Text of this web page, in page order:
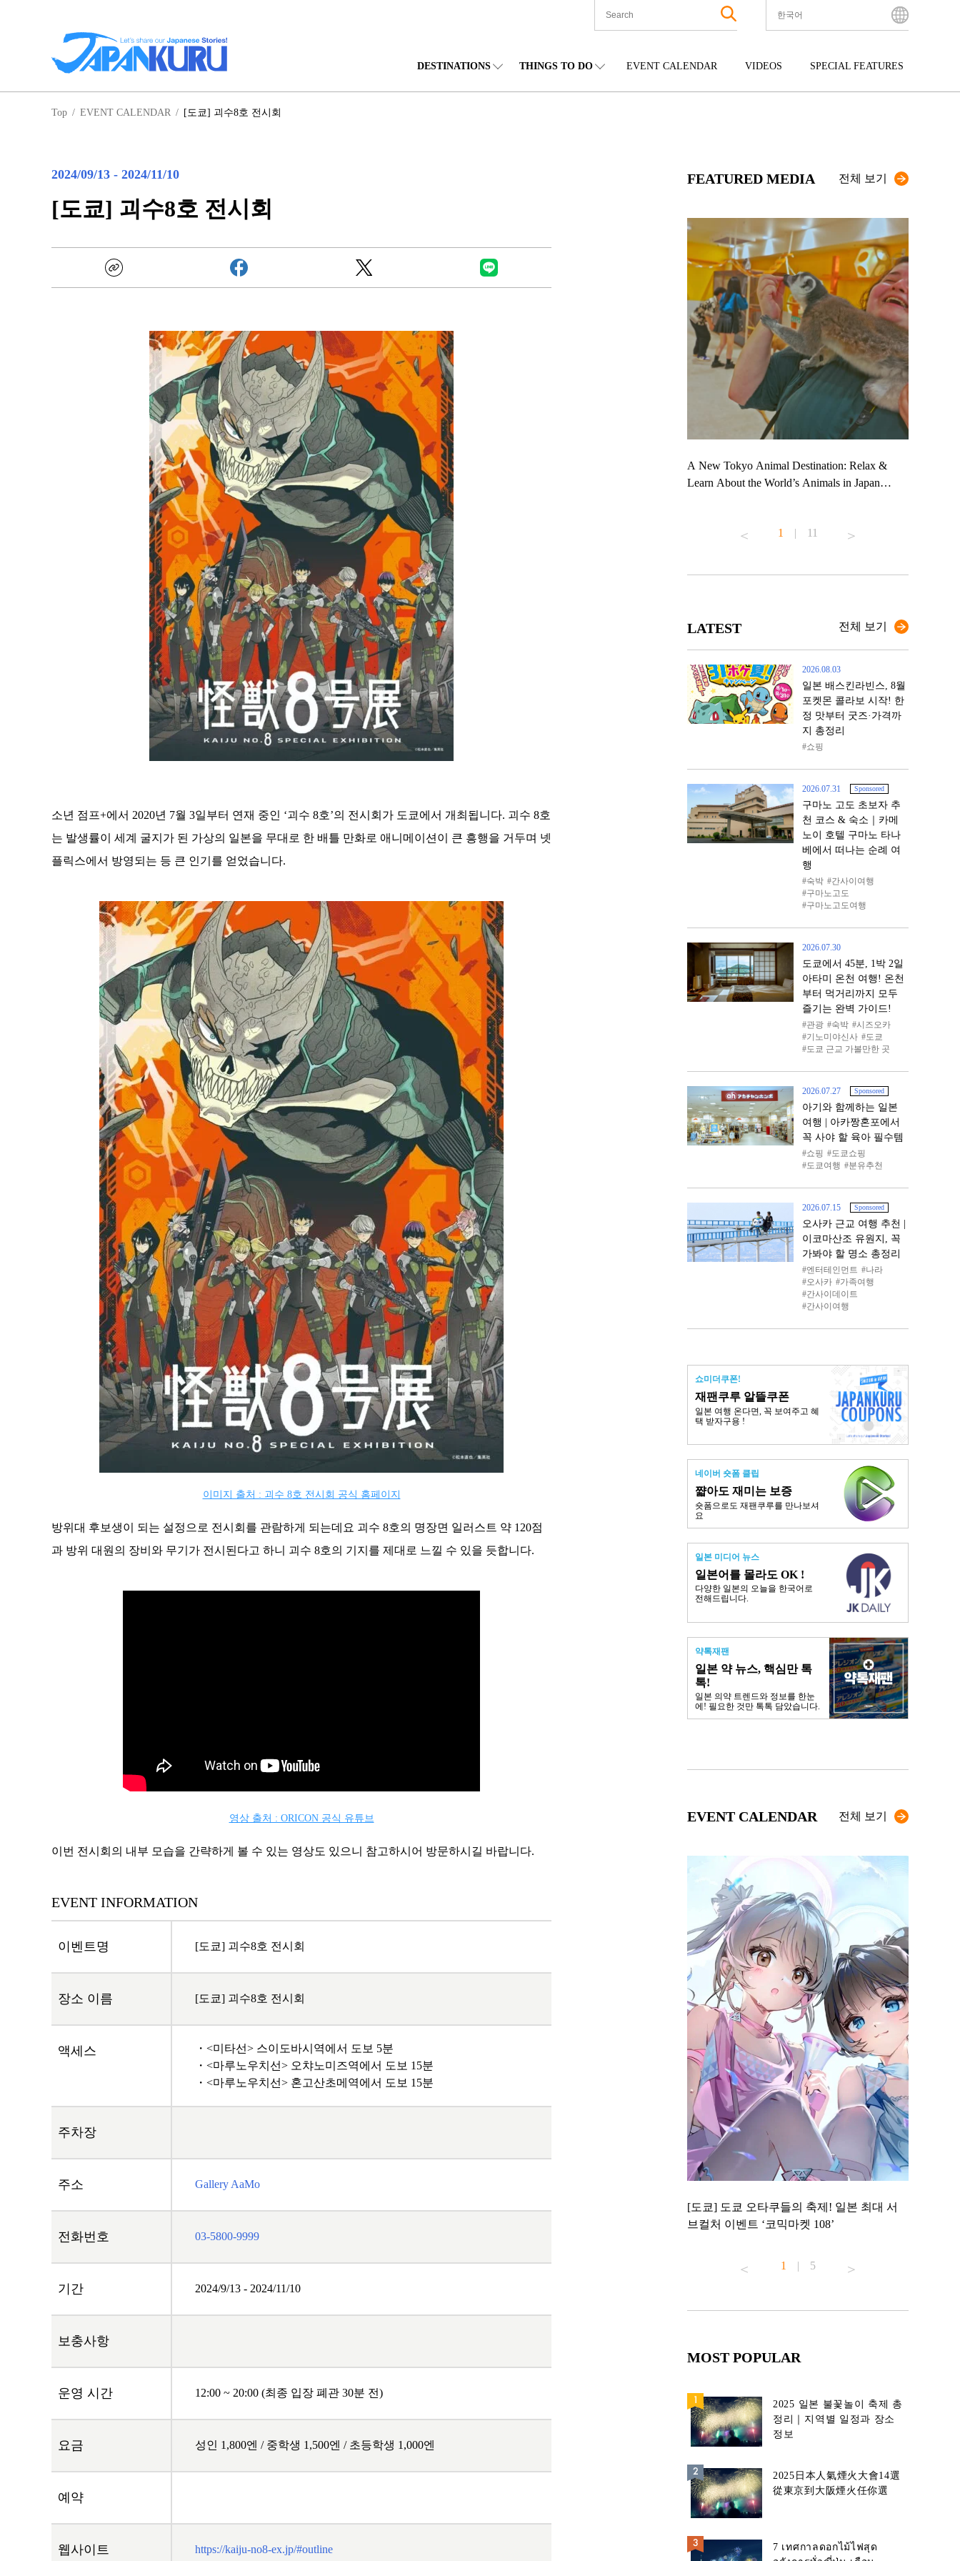
한국어
Tiếng Việt
DESTINATIONS THINGS TO DO EVENT CALENDAR VIDEOS SPECIAL FEATURES
Top / EVENT CALENDAR / [도쿄] 괴수8호 전시회
2024/09/13 - 2024/11/10
[도쿄] 괴수8호 전시회
소년 점프+에서 2020년 7월 3일부터 연재 중인 ‘괴수 8호’의 전시회가 도쿄에서 개최됩니다. 괴수 8호
는 발생률이 세계 굴지가 된 가상의 일본을 무대로 한 배틀 만화로 애니메이션이 큰 흥행을 거두며 넷
플릭스에서 방영되는 등 큰 인기를 얻었습니다.
이미지 출처 : 괴수 8호 전시회 공식 홈페이지
방위대 후보생이 되는 설정으로 전시회를 관람하게 되는데요 괴수 8호의 명장면 일러스트 약 120점
과 방위 대원의 장비와 무기가 전시된다고 하니 괴수 8호의 기지를 제대로 느낄 수 있을 듯합니다.
영상 출처 : ORICON 공식 유튜브
이번 전시회의 내부 모습을 간략하게 볼 수 있는 영상도 있으니 참고하시어 방문하시길 바랍니다.
EVENT INFORMATION
이벤트명 [도쿄] 괴수8호 전시회
장소 이름 [도쿄] 괴수8호 전시회
액세스
・<미타선> 스이도바시역에서 도보 5분
・<마루노우치선> 오챠노미즈역에서 도보 15분
・<마루노우치선> 혼고산초메역에서 도보 15분
주차장
주소 Gallery AaMo
전화번호 03-5800-9999
기간 2024/9/13 - 2024/11/10
보충사항
운영 시간 12:00 ~ 20:00 (최종 입장 폐관 30분 전)
요금 성인 1,800엔 / 중학생 1,500엔 / 초등학생 1,000엔
예약
웹사이트 https://kaiju-no8-ex.jp/#outline
FEATURED MEDIA 전체 보기
A New Tokyo Animal Destination: Relax &
Learn About the World’s Animals in Japan
#japantrip #카피바라 #애니터치 #아이와가볼
1 | 11
LATEST 전체 보기
2026.08.03
일본 배스킨라빈스, 8월
포켓몬 콜라보 시작! 한
정 맛부터 굿즈·가격까
지 총정리
쇼핑
2026.07.31 Sponsored
구마노 고도 초보자 추
천 코스 & 숙소｜카메
노이 호텔 구마노 타나
베에서 떠나는 순례 여
행
숙박
간사이여행
구마노고도
구마노고도여행
2026.07.30
도쿄에서 45분, 1박 2일
아타미 온천 여행! 온천
부터 먹거리까지 모두
즐기는 완벽 가이드!
관광 숙박
시즈오카
기노미야신사
도쿄
도쿄 근교 가볼만한 곳
2026.07.27 Sponsored
아기와 함께하는 일본
여행 | 아카짱혼포에서
꼭 사야 할 육아 필수템
쇼핑
도쿄쇼핑
도쿄여행
분유추천
2026.07.15 Sponsored
오사카 근교 여행 추천 |
이코마산조 유원지, 꼭
가봐야 할 명소 총정리
엔터테인먼트
나라
오사카
가족여행
간사이데이트
간사이여행
쇼미더쿠폰!
재팬쿠루 알뜰쿠폰
일본 여행 온다면, 꼭 보여주고 혜
택 받자구용 !
네이버 숏폼 클립
쨟아도 재미는 보증
숏폼으로도 재팬쿠루를 만나보셔
요
일본 미디어 뉴스
일본어를 몰라도 OK !
다양한 일본의 오늘을 한국어로
전해드립니다.
약톡재팬
일본 약 뉴스, 핵심만 톡
톡!
일본 의약 트렌드와 정보를 한눈
에! 필요한 것만 톡톡 담았습니다.
EVENT CALENDAR 전체 보기
[도쿄] 도쿄 오타쿠들의 축제! 일본 최대 서
브컬처 이벤트 ‘코믹마켓 108’
1 | 5
MOST POPULAR
2025 일본 불꽃놀이 축제 총
정리｜지역별 일정과 장소
정보
2025日本人氣煙火大會14選
從東京到大阪煙火任你選
7 เทศกาลดอกไม้ไฟสุด